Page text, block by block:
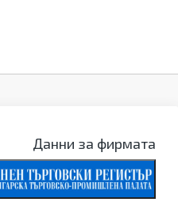
Данни за фирмата